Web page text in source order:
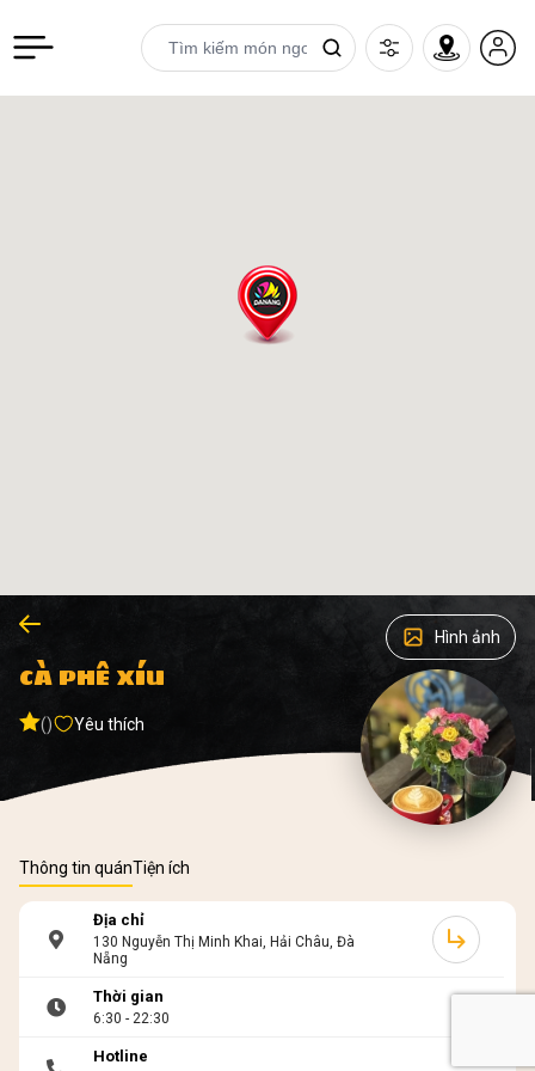
Hình ảnh
CÀ PHÊ XÍU
() Yêu thích
Thông tin quánTiện ích
Địa chỉ
130 Nguyễn Thị Minh Khai, Hải Châu, Đà
Nẵng
Thời gian
6:30 - 22:30
Hotline